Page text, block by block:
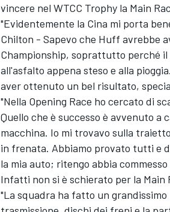
vincere nel WTCC Trophy la Main
"Evidentemente la Cina mi porta
Chilton - Sapevo che Huff avrebbe
Championship, soprattutto perché
all'asfalto appena steso e alla
aver ottenuto un bel risultato,
"Nella Opening Race ho cercato di
Quello che è successo è avvenuto a
macchina. Io mi trovavo sulla
in frenata. Abbiamo provato tutti e
la mia auto; ritengo abbia
Infatti non si è schierato per la Main
"La squadra ha fatto un